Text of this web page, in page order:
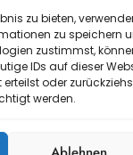
zu bieten,
zu speichern
zustimmst,
IDs auf dieser
oder
werden.
· Impressum ·